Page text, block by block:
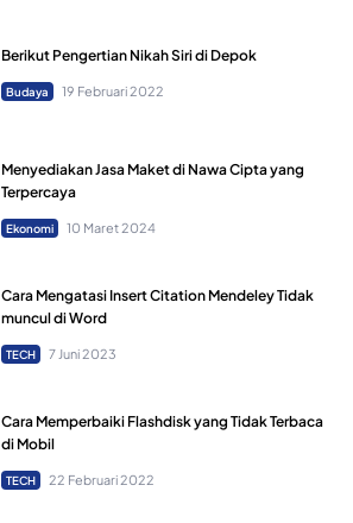
Berikut Pengertian Nikah Siri di Depok
Budaya 19 Februari 2022
Menyediakan Jasa Maket di Nawa Cipta yang
Terpercaya
Ekonomi 10 Maret 2024
Cara Mengatasi Insert Citation Mendeley Tidak
muncul di Word
TECH 7 Juni 2023
Cara Memperbaiki Flashdisk yang Tidak Terbaca
di Mobil
TECH 22 Februari 2022